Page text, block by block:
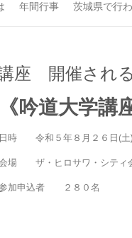
年間行事 茨城県で行
座 開催される
《吟道大学講
日時 令和５年８月２６日(
場 ザ・ヒロサワ・シティ
加申込者 ２８０名